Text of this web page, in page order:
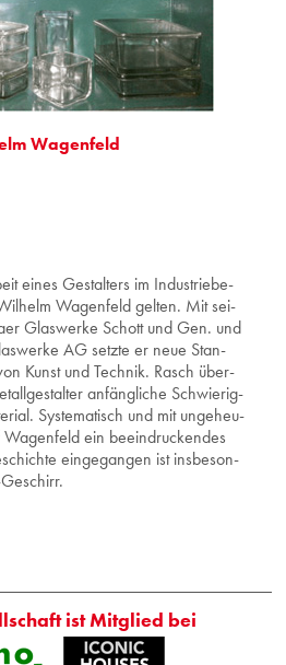
Wa­gen­feld
eines Ge­stal­ters im In­dus­trie­be­
Wa­gen­feld gel­ten. Mit sei­
Glas­wer­ke Schott und Gen. und
AG setz­te er neue Stan­
Kunst und Tech­nik. Rasch über­
an­fäng­li­che Schwie­rig­
Sys­te­ma­tisch und mit un­ge­heu­
ein be­ein­dru­cken­des
ein­ge­gan­gen ist ins­be­son­
ist Mitglied bei